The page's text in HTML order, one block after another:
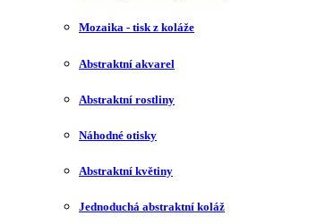
Mozaika - tisk z koláže
Abstraktní akvarel
Abstraktní rostliny
Náhodné otisky
Abstraktní květiny
Jednoduchá abstraktní koláž